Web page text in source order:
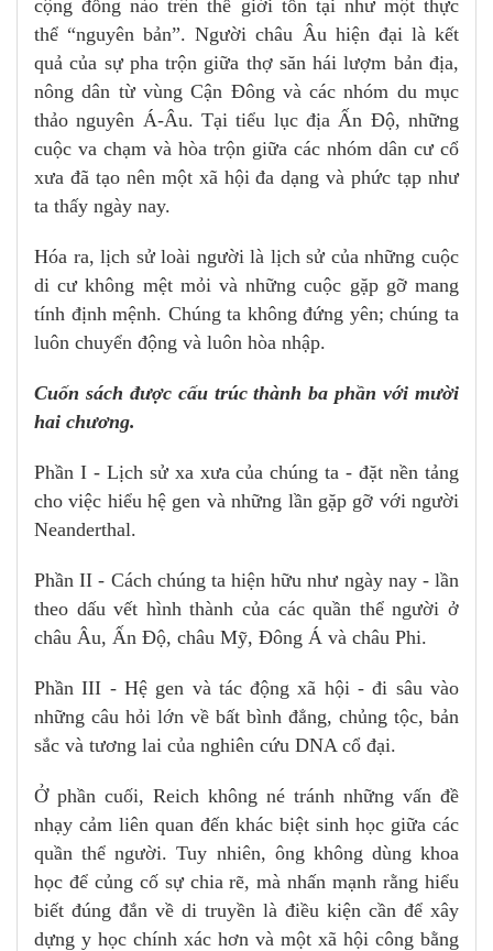
cộng đồng nào trên thế giới tồn tại như một thực
thể “nguyên bản”. Người châu Âu hiện đại là kết
quả của sự pha trộn giữa thợ săn hái lượm bản địa,
nông dân từ vùng Cận Đông và các nhóm du mục
thảo nguyên Á-Âu. Tại tiểu lục địa Ấn Độ, những
cuộc va chạm và hòa trộn giữa các nhóm dân cư cổ
xưa đã tạo nên một xã hội đa dạng và phức tạp như
ta thấy ngày nay.
Hóa ra, lịch sử loài người là lịch sử của những cuộc
di cư không mệt mỏi và những cuộc gặp gỡ mang
tính định mệnh. Chúng ta không đứng yên; chúng ta
luôn chuyển động và luôn hòa nhập.
Cuốn sách được cấu trúc thành ba phần với mười
hai chương.
Phần I - Lịch sử xa xưa của chúng ta - đặt nền tảng
cho việc hiểu hệ gen và những lần gặp gỡ với người
Neanderthal.
Phần II - Cách chúng ta hiện hữu như ngày nay - lần
theo dấu vết hình thành của các quần thể người ở
châu Âu, Ấn Độ, châu Mỹ, Đông Á và châu Phi.
Phần III - Hệ gen và tác động xã hội - đi sâu vào
những câu hỏi lớn về bất bình đẳng, chủng tộc, bản
sắc và tương lai của nghiên cứu DNA cổ đại.
Ở phần cuối, Reich không né tránh những vấn đề
nhạy cảm liên quan đến khác biệt sinh học giữa các
quần thể người. Tuy nhiên, ông không dùng khoa
học để củng cố sự chia rẽ, mà nhấn mạnh rằng hiểu
biết đúng đắn về di truyền là điều kiện cần để xây
dựng y học chính xác hơn và một xã hội công bằng